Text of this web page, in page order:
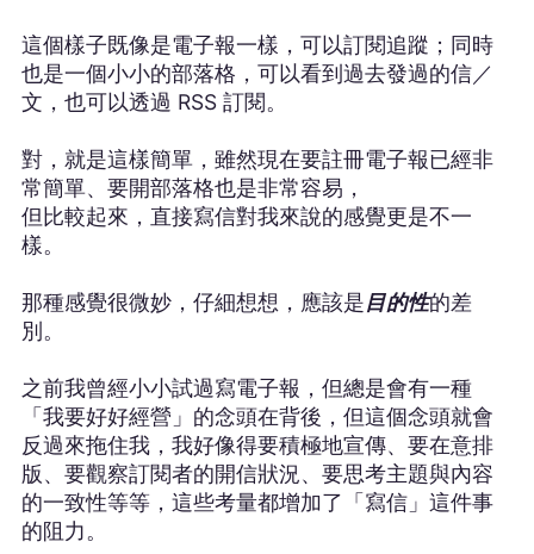
這個樣子既像是電子報一樣，可以訂閱追蹤；同時
也是一個小小的部落格，可以看到過去發過的信／
文，也可以透過 RSS 訂閱。
對，就是這樣簡單，雖然現在要註冊電子報已經非
常簡單、要開部落格也是非常容易，
但比較起來，直接寫信對我來說的感覺更是不一
樣。
那種感覺很微妙，仔細想想，應該是目的性的差
別。
之前我曾經小小試過寫電子報，但總是會有一種
「我要好好經營」的念頭在背後，但這個念頭就會
反過來拖住我，我好像得要積極地宣傳、要在意排
版、要觀察訂閱者的開信狀況、要思考主題與內容
的一致性等等，這些考量都增加了「寫信」這件事
的阻力。